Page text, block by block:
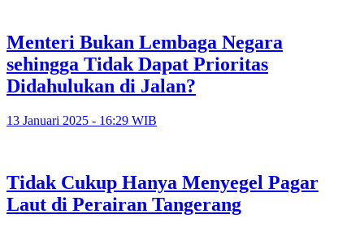
Menteri Bukan Lembaga Negara
sehingga Tidak Dapat Prioritas
Didahulukan di Jalan?
13 Januari 2025 - 16:29 WIB
Tidak Cukup Hanya Menyegel Pagar
Laut di Perairan Tangerang